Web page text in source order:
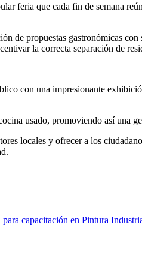
feria que cada fin de semana
de propuestas gastronómicas
la correcta separación de
con una impresionante
usado, promoviendo así una
locales y ofrecer a los
capacitación en Pintura